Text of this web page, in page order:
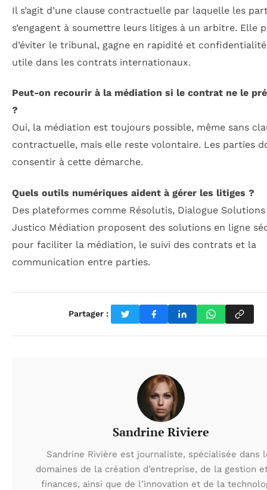
Il s’agit d’une clause contractuelle par laquelle les
s’engagent à soumettre leurs litiges à un arbitre. Elle
d’éviter le tribunal, gagne en rapidité et
utile dans les contrats internationaux.
Peut-on recourir à la médiation si le contrat ne le
?
Oui, la médiation est toujours possible, même sans
contractuelle, mais elle reste volontaire. Les parties
consentir à cette démarche.
Quels outils numériques aident à gérer les litiges ?
Des plateformes comme Résolutis, Dialogue
Justico Médiation proposent des solutions en ligne
pour faciliter la médiation, le suivi des contrats et la
communication entre parties.
Partager :
Sandrine Riviere
Sandrine Rivière est journaliste, spécialisée dans
domaines de la création d’entreprise, de la gestion
finances, ainsi que de l’innovation et de la